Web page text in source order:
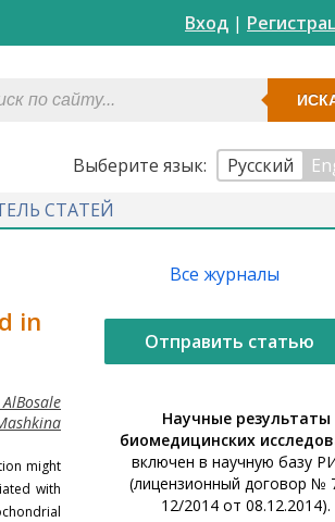
Вход |
Выберите язык: Русский
СТАТЕЙ
in
might
with
Все журналы
Отправить статью
Научные результаты
биомедицинских
включен в научную базу
(лицензионный договор №
12/2014 от 08.12.2014).